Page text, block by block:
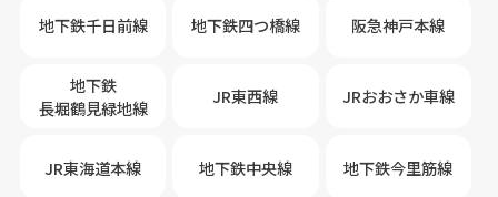
地下鉄千日前線 地下鉄四つ橋線 阪急神戸本線
地下鉄
長堀鶴見緑地線
JR東西線 JRおおさか車線
JR東海道本線 地下鉄中央線 地下鉄今里筋線